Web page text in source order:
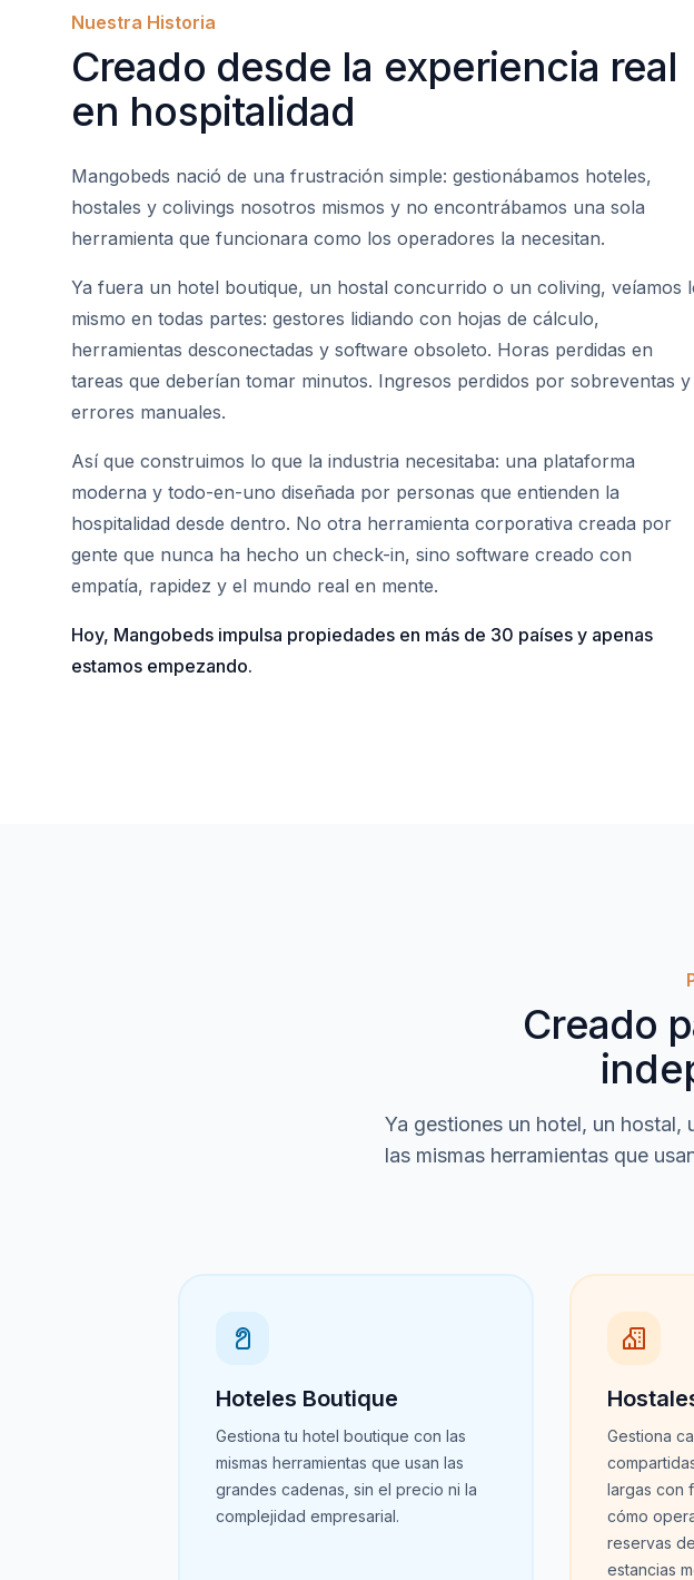
Nuestra Historia
Creado desde la experiencia real
en hospitalidad
Mangobeds nació de una frustración simple: gestionábamos hoteles,
hostales y colivings nosotros mismos y no encontrábamos una sola
herramienta que funcionara como los operadores la necesitan.
Ya fuera un hotel boutique, un hostal concurrido o un coliving, veíamos
mismo en todas partes: gestores lidiando con hojas de cálculo,
herramientas desconectadas y software obsoleto. Horas perdidas en
tareas que deberían tomar minutos. Ingresos perdidos por sobreventas y
errores manuales.
Así que construimos lo que la industria necesitaba: una plataforma
moderna y todo-en-uno diseñada por personas que entienden la
hospitalidad desde dentro. No otra herramienta corporativa creada por
gente que nunca ha hecho un check-in, sino software creado con
empatía, rapidez y el mundo real en mente.
Hoy, Mangobeds impulsa propiedades en más de 30 países y apenas
estamos empezando.
Creado
Ya gestiones un hotel, un hostal,
las mismas herramientas que
Hoteles Boutique
Gestiona tu hotel boutique con las
mismas herramientas que usan las
grandes cadenas, sin el precio ni la
complejidad empresarial.
Gestiona
largas con
cómo
reservas
estancias